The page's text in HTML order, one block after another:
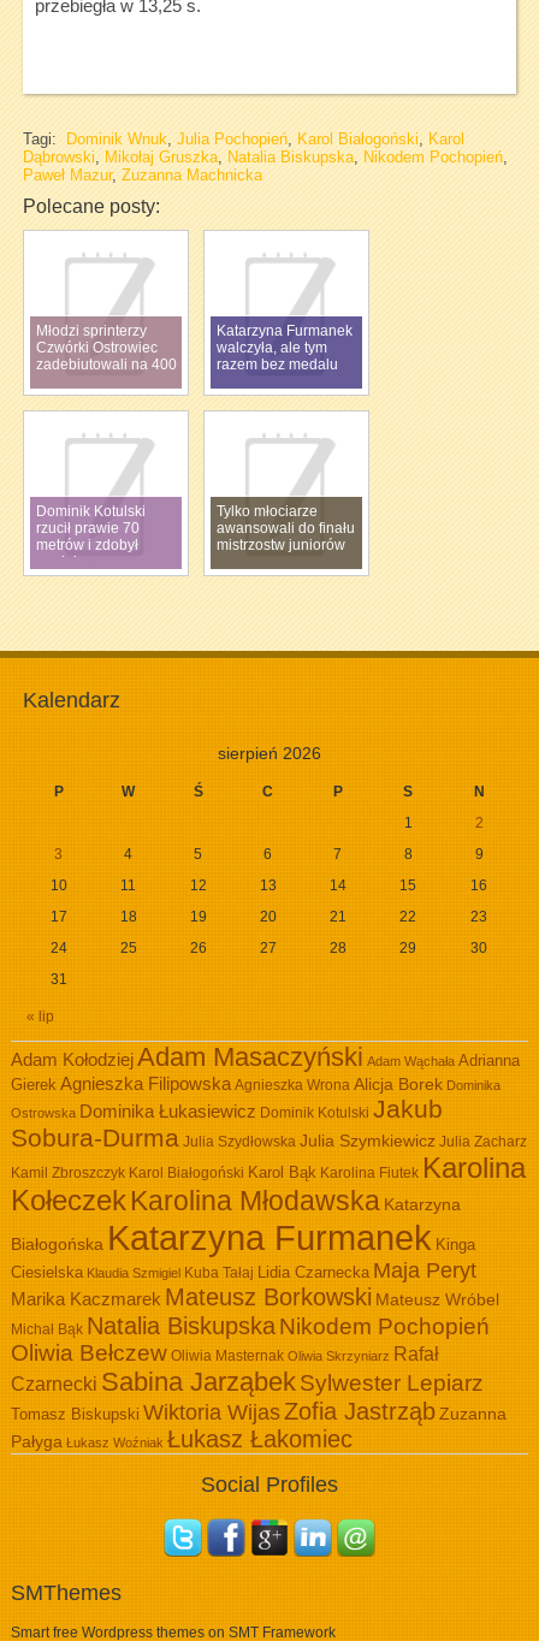
przebiegła w 13,25 s.
Tagi: Dominik Wnuk, Julia Pochopień, Karol Białogoński, Karol
Dąbrowski, Mikołaj Gruszka, Natalia Biskupska, Nikodem Pochopień,
Paweł Mazur, Zuzanna Machnicka
Polecane posty:
Młodzi sprinterzy
Czwórki Ostrowiec
zadebiutowali na 400
Katarzyna Furmanek
walczyła, ale tym
razem bez medalu
Dominik Kotulski
rzucił prawie 70
metrów i zdobył
medal
Tylko młociarze
awansowali do finału
mistrzostw juniorów
Kalendarz
sierpień 2026
P W Ś C P S N
« lip
1
2
3
4 5 6 7 8
9
10
11 12 13 14 15
16
17
18 19 20 21 22
23
24
25 26 27 28 29
30
31
Adam KołodziejAdam Masaczyński Adam Wąchała Adrianna
Gierek Agnieszka Filipowska Agnieszka Wrona Alicja Borek Dominika
Ostrowska Dominika Łukasiewicz Dominik Kotulski Jakub
Sobura-Durma Julia Szydłowska Julia Szymkiewicz Julia Zacharz
Kamil Zbroszczyk Karol Białogoński Karol Bąk Karolina Fiutek Karolina
KołeczekKarolina Młodawska Katarzyna
Białogońska Katarzyna Furmanek Kinga
Ciesielska Klaudia Szmigiel Kuba Tałaj Lidia Czarnecka Maja Peryt
Marika Kaczmarek Mateusz Borkowski Mateusz Wróbel
Michał Bąk Natalia BiskupskaNikodem Pochopień
Oliwia Bełczew Oliwia Masternak Oliwia Skrzyniarz Rafał
Czarnecki Sabina JarząbekSylwester Lepiarz
Tomasz Biskupski Wiktoria WijasZofia JastrząbZuzanna
Pałyga Łukasz Woźniak Łukasz Łakomiec
Social Profiles
SMThemes
Smart free Wordpress themes on SMT Framework